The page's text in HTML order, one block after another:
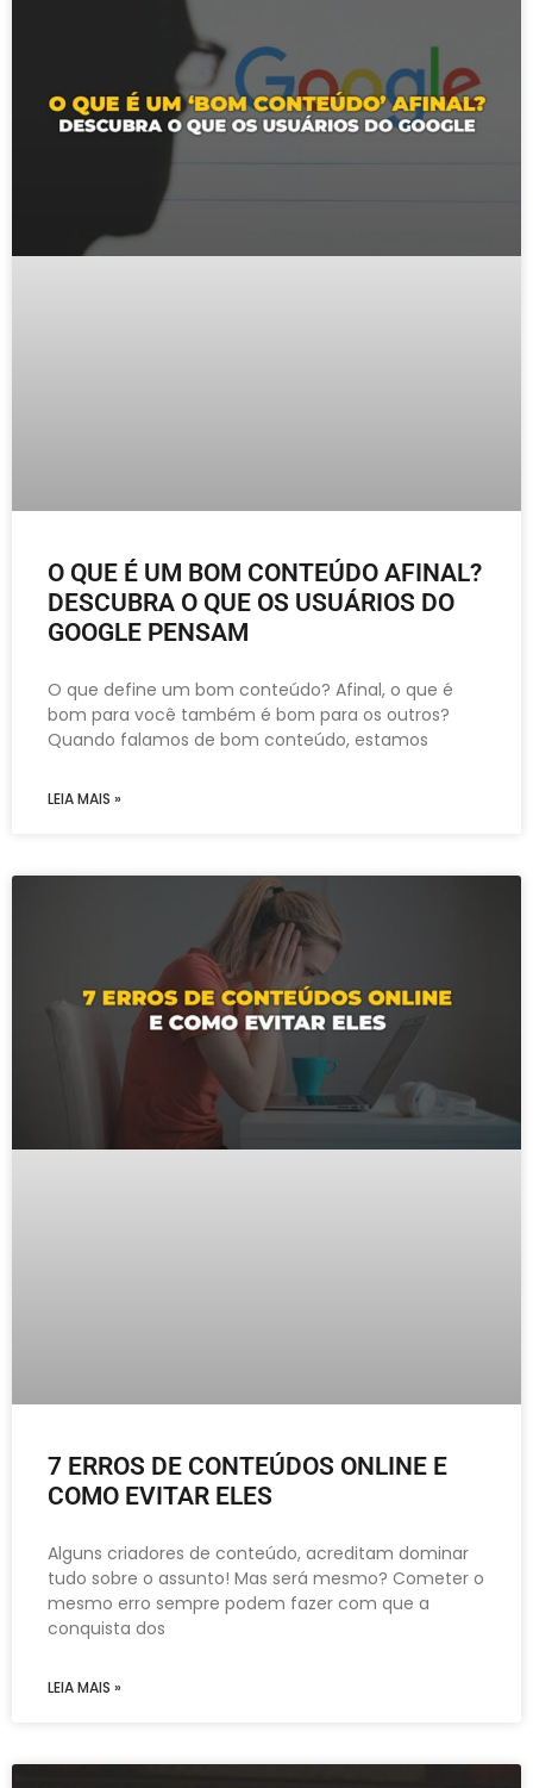
O QUE É UM BOM CONTEÚDO AFINAL?
DESCUBRA O QUE OS USUÁRIOS DO
GOOGLE PENSAM
O que define um bom conteúdo? Afinal, o que é
bom para você também é bom para os outros?
Quando falamos de bom conteúdo, estamos
LEIA MAIS »
7 ERROS DE CONTEÚDOS ONLINE E
COMO EVITAR ELES
Alguns criadores de conteúdo, acreditam dominar
tudo sobre o assunto! Mas será mesmo? Cometer o
mesmo erro sempre podem fazer com que a
conquista dos
LEIA MAIS »